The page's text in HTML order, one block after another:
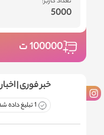
5000
100000ت
خبر فوری | اخبار
1 تبلیغ داده شده